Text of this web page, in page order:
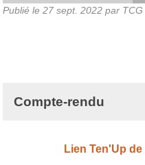
Publié le 27 sept. 2022 par TCG
Compte-rendu
Lien Ten'Up